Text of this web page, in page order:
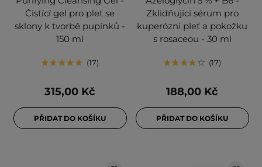
Čistící gel pro pleť se
sklony k tvorbě pupínků -
150 ml
17
315,00 Kč
PŘIDAT DO KOŠÍKU
Zklidňující sérum pro
kuperózní pleť a pokožku
s rosaceou - 30 ml
17
188,00 Kč
PŘIDAT DO KOŠÍKU